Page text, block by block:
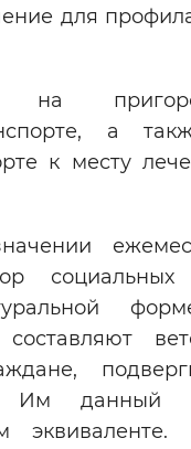
для
на
а
к месту
социальных
Им данный
эквиваленте.